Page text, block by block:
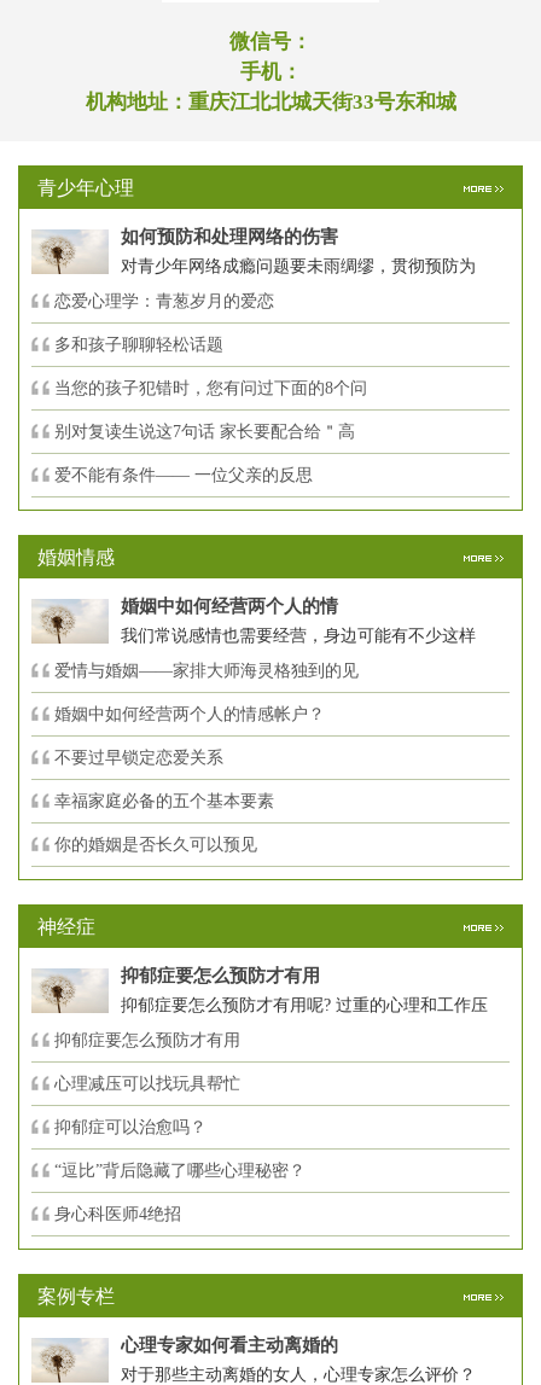
微信号：
手机：
机构地址： 重庆江北北城天街33号东和城
青少年心理
如何预防和处理网络的伤害
对青少年网络成瘾问题要未雨绸缪，贯彻预防为
恋爱心理学：青葱岁月的爱恋
多和孩子聊聊轻松话题
当您的孩子犯错时，您有问过下面的8个问
别对复读生说这7句话 家长要配合给＂高
爱不能有条件—— 一位父亲的反思
婚姻情感
婚姻中如何经营两个人的情
我们常说感情也需要经营，身边可能有不少这样
爱情与婚姻——家排大师海灵格独到的见
婚姻中如何经营两个人的情感帐户？
不要过早锁定恋爱关系
幸福家庭必备的五个基本要素
你的婚姻是否长久可以预见
神经症
抑郁症要怎么预防才有用
抑郁症要怎么预防才有用呢? 过重的心理和工作压
抑郁症要怎么预防才有用
心理减压可以找玩具帮忙
抑郁症可以治愈吗？
“逗比”背后隐藏了哪些心理秘密？
身心科医师4绝招
案例专栏
心理专家如何看主动离婚的
对于那些主动离婚的女人，心理专家怎么评价？